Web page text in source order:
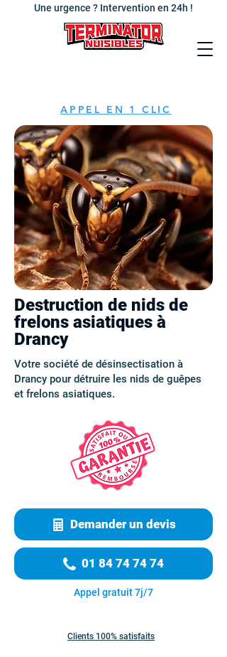
Une urgence ? Intervention en 24h !
APPEL EN 1 CLIC
Destruction de nids de
frelons asiatiques à
Drancy
Votre société de désinsectisation à
Drancy pour détruire les nids de guêpes
et frelons asiatiques.
Demander un devis
01 84 74 74 74
Appel gratuit 7j/7
Clients 100% satisfaits